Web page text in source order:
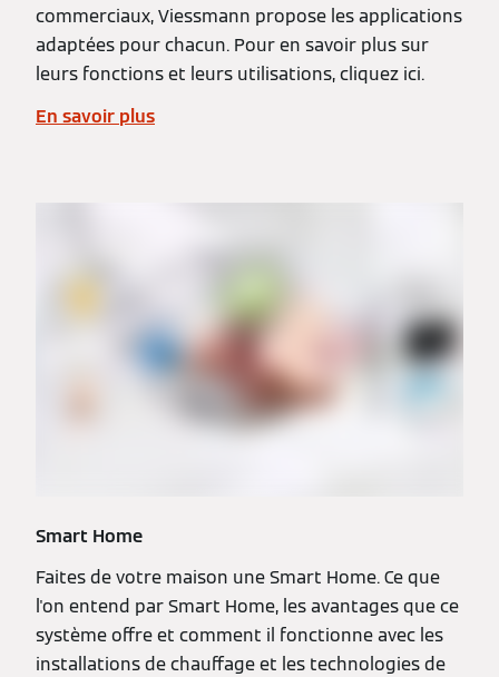
commerciaux, Viessmann propose les applications
adaptées pour chacun. Pour en savoir plus sur
leurs fonctions et leurs utilisations, cliquez ici.
En savoir plus
Smart Home
Faites de votre maison une Smart Home. Ce que
l'on entend par Smart Home, les avantages que ce
système offre et comment il fonctionne avec les
installations de chauffage et les technologies de